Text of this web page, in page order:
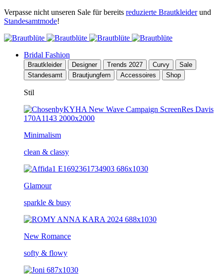
Verpasse nicht unseren Sale für bereits reduzierte Brautkleiderund
Standesamtmode!
Bridal Fashion
Brautkleider Designer Trends 2027 Curvy
Sale
Standesamt
Brautjungfern Accessoires Shop
Stil
Minimalism
clean & classy
Glamour
sparkle & busy
New Romance
softy & flowy